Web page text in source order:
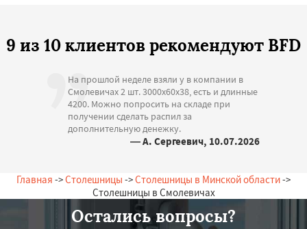
9 из 10 клиентов рекомендуют BFD
На прошлой неделе взяли у в компании в
Смолевичах 2 шт. 3000х60х38, есть и длинные
4200. Можно попросить на складе при
получении сделать распил за
дополнительную денежку.
— А. Сергеевич, 10.07.2026
Главная ->Столешницы ->Столешницы в Минской области->
Столешницы в Смолевичах
Остались вопросы?